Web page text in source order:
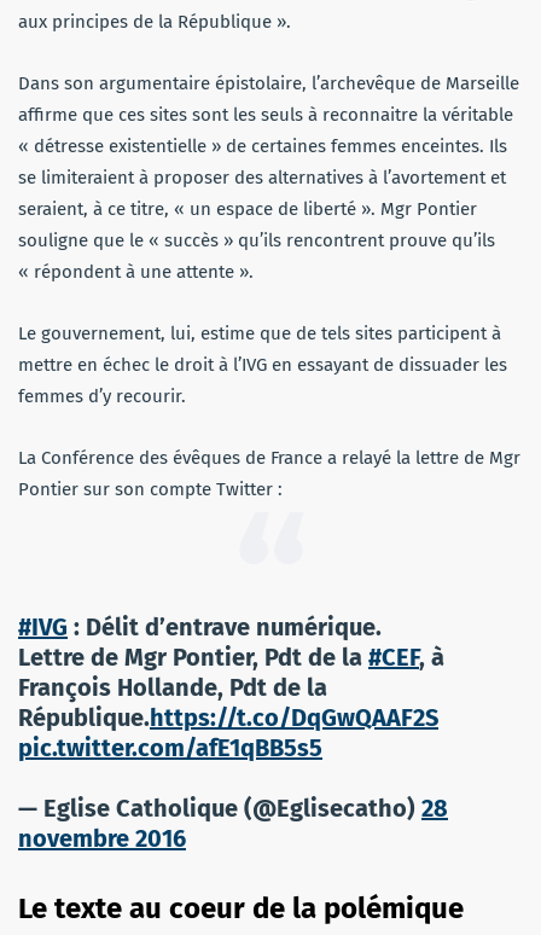
aux principes de la République ».
Dans son argumentaire épistolaire, l’archevêque de Marseille
affirme que ces sites sont les seuls à reconnaitre la véritable
« détresse existentielle » de certaines femmes enceintes. Ils
se limiteraient à proposer des alternatives à l’avortement et
seraient, à ce titre, « un espace de liberté ». Mgr Pontier
souligne que le « succès » qu’ils rencontrent prouve qu’ils
« répondent à une attente ».
Le gouvernement, lui, estime que de tels sites participent à
mettre en échec le droit à l’IVG en essayant de dissuader les
femmes d’y recourir.
La Conférence des évêques de France a relayé la lettre de Mgr
Pontier sur son compte Twitter :
#IVG : Délit d’entrave numérique.
Lettre de Mgr Pontier, Pdt de la #CEF, à
François Hollande, Pdt de la
République.https://t.co/DqGwQAAF2S
pic.twitter.com/afE1qBB5s5
— Eglise Catholique (@Eglisecatho) 28
novembre 2016
Le texte au coeur de la polémique